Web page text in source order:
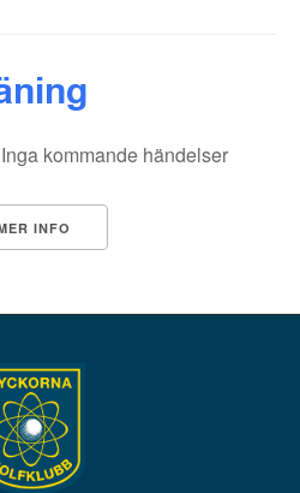
Inga kommande händelser
INFO